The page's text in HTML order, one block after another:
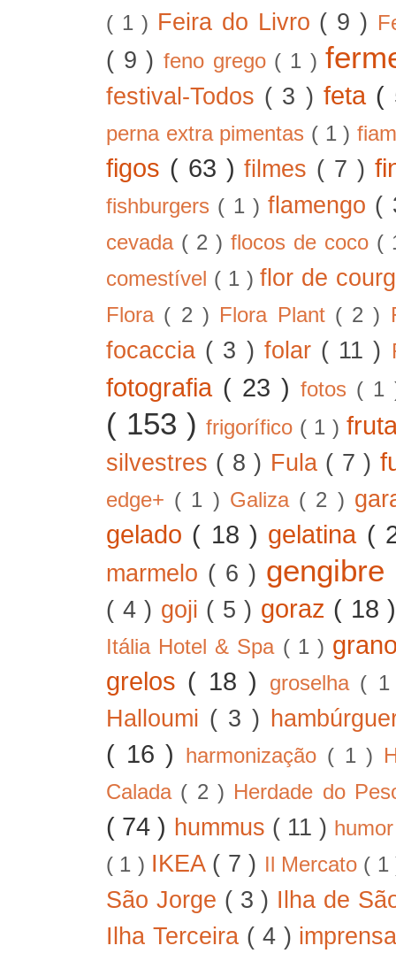
( 1 ) Feira do Livro ( 9 )
( 9 ) feno grego ( 1 )
festival-Todos ( 3 ) feta (
perna extra pimentas ( 1 )
figos ( 63 )filmes ( 7 )
fishburgers ( 1 )flamengo (
cevada ( 2 )flocos de coco (
comestível ( 1 )flor de
Flora ( 2 ) Flora Plant ( 2 )
focaccia ( 3 ) folar ( 11 )
fotografia ( 23 ) fotos (
( 153 )frigorífico ( 1 )
silvestres ( 8 ) Fula ( 7 )
edge+ ( 1 ) Galiza ( 2 )
gelado ( 18 ) gelatina (
marmelo ( 6 ) gengibre
( 4 ) goji ( 5 ) goraz ( 18
Itália Hotel & Spa ( 1 )
grelos ( 18 ) groselha (
Halloumi ( 3 )
( 16 ) harmonização ( 1 )
Calada ( 2 ) Herdade do
( 74 ) hummus ( 11 )
( 1 ) IKEA ( 7 ) Il Mercato (
São Jorge ( 3 ) Ilha de
Ilha Terceira ( 4 )